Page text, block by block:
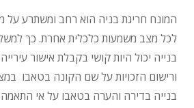
המונח חריגת בניה הוא רחב ומשתרע
לכל מצב משמעות כלכלית אחרת. כך
בנייה יכול היות קושי בקבלת אישור
ורישום הזכויות על שם הקונה בטאבו
בנייה בדירה והערה בטאבו על אי התאמה